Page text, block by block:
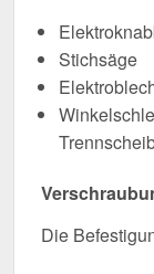
Stichsäge
Die